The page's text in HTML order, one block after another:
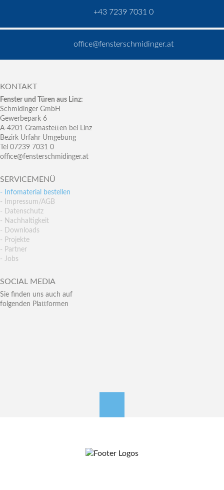
+43 7239 7031 0
office@fensterschmidinger.at
KONTAKT
Fenster und Türen aus Linz:
Schmidinger GmbH
Gewerbepark 6
A-4201 Gramastetten bei Linz
Bezirk Urfahr Umgebung
Tel 07239 7031 0
office@fensterschmidinger.at
SERVICEMENÜ
- Infomaterial bestellen
- Impressum/AGB
- Datenschutz
- Nachhaltigkeit
- Downloads
- Projekte
- Partner
- Jobs
SOCIAL MEDIA
Sie finden uns auch auf
folgenden Plattformen